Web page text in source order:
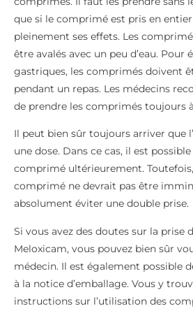
que si le comprimé est pris en
pleinement ses effets. Les
être avalés avec un peu d’eau. Pour
gastriques, les comprimés doivent
pendant un repas. Les médecins
de prendre les comprimés toujours
Il peut bien sûr toujours arriver que
une dose. Dans ce cas, il est
comprimé ultérieurement.
comprimé ne devrait pas être
absolument éviter une double prise.
Si vous avez des doutes sur la prise
Meloxicam, vous pouvez bien sûr
médecin. Il est également possible
à la notice d’emballage. Vous y
instructions sur l’utilisation des